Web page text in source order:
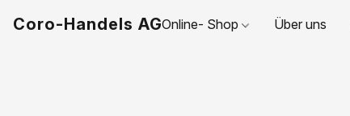
Coro-Handels AGOnline- Shop Über uns